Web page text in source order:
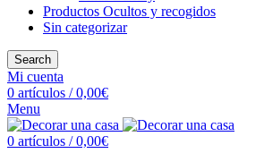
Productos Ocultos y recogidos
Sin categorizar
Search
Mi cuenta
0 artículos / 0,00€
Menu
0 artículos / 0,00€